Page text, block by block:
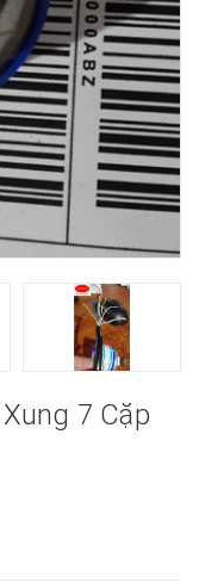
7 Cặp